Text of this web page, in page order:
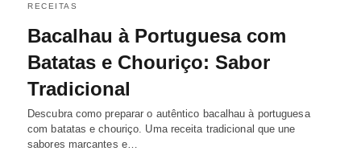
RECEITAS
Bacalhau à Portuguesa com
Batatas e Chouriço: Sabor
Tradicional
Descubra como preparar o autêntico bacalhau à portuguesa
com batatas e chouriço. Uma receita tradicional que une
sabores marcantes e…